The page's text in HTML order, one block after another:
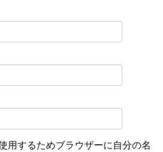
用するためブラウザーに自分の名